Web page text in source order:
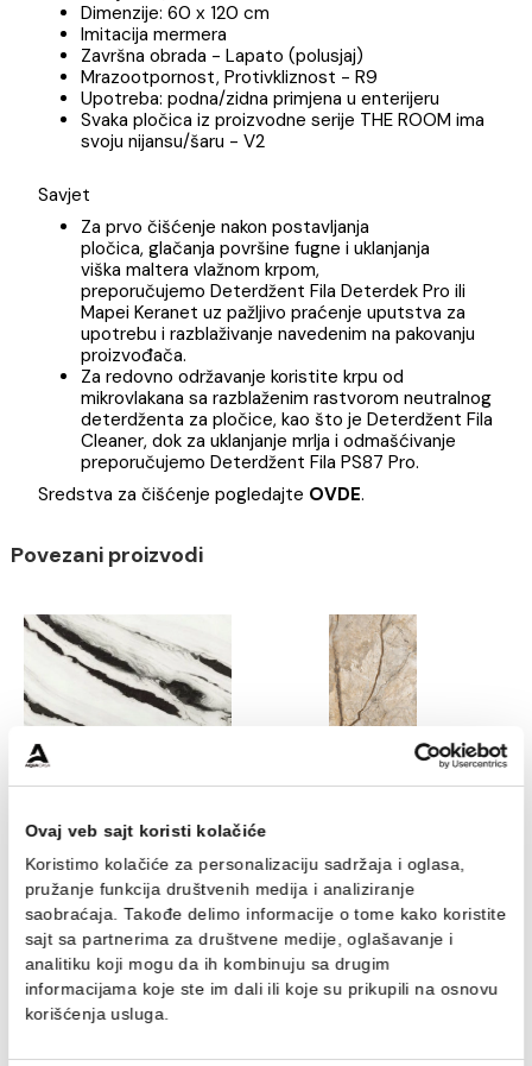
Pločice THE ROOM INV
IMO-134
Rektifikovane
Imitacija mermera
Završna obrada - Lapato (polusjaj)
Mrazootpornost, Protivkliznost - R9
Upotreba: podna/zidna primjena u enterijeru
Svaka pločica iz proizvodne serije THE ROOM
svoju nijansu/šaru - V2
Savjet
Za prvo čišćenje nakon postavljanja
pločica, glačanja površine fugne i uklanjanja
viška maltera vlažnom krpom,
preporučujemoDeterdžent Fila Deterdek Pro ili
upotrebu i razblaživanje navedenim na pakovanju
proizvođača.
mikrovlakana sa razblaženim rastvorom
deterdženta za pločice, kao što je Deterdžent
Cleaner, dok za uklanjanje mrlja i odmašćivanje
preporučujemo Deterdžent Fila PS87 Pro.
Sredstva za čišćenje pogledajteOVDE.
Povezani proizvodi